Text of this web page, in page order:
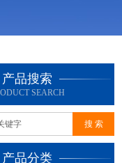
产品搜索
SEARCH
产品分类